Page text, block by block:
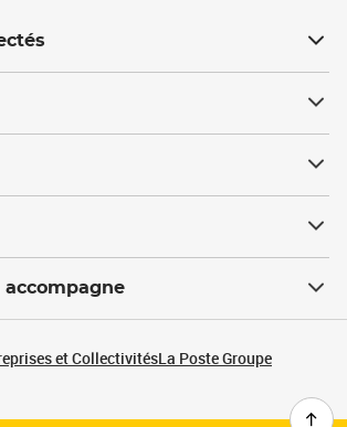
accompagne
et CollectivitésLa Poste Groupe